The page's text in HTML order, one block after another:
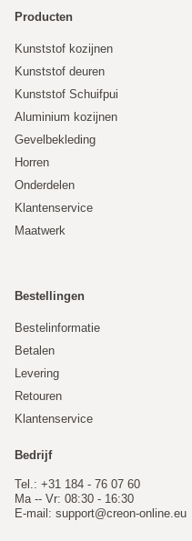
Producten
Kunststof kozijnen
Kunststof deuren
Kunststof Schuifpui
Aluminium kozijnen
Gevelbekleding
Horren
Onderdelen
Klantenservice
Maatwerk
Bestellingen
Bestelinformatie
Betalen
Levering
Retouren
Klantenservice
Bedrijf
Tel.: +31 184 - 76 07 60
Ma -- Vr: 08:30 - 16:30
E-mail: support@creon-online.eu